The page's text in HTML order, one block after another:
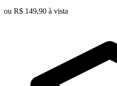
ou R$ 149,90 à vista